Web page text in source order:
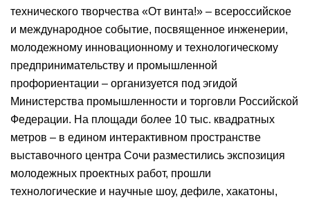
технического творчества «От винта!» – всероссийское
и международное событие, посвященное инженерии,
молодежному инновационному и технологическому
предпринимательству и промышленной
профориентации – организуется под эгидой
Министерства промышленности и торговли Российской
Федерации. На площади более 10 тыс. квадратных
метров – в едином интерактивном пространстве
выставочного центра Сочи разместились экспозиция
молодежных проектных работ, прошли
технологические и научные шоу, дефиле, хакатоны,